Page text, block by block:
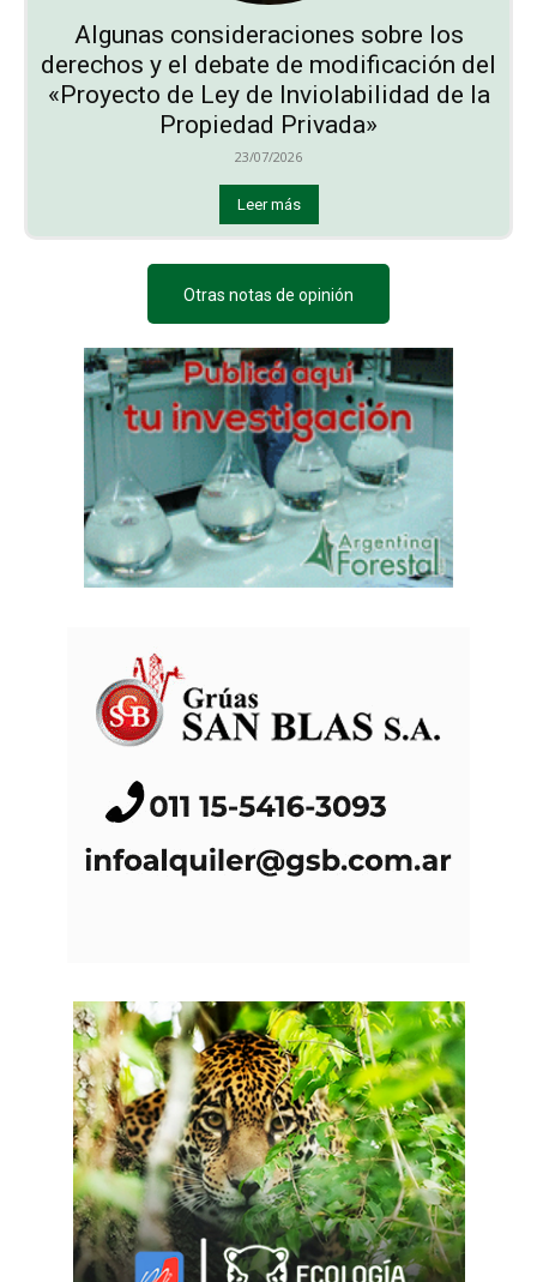
Algunas consideraciones sobre los
derechos y el debate de modificación del
«Proyecto de Ley de Inviolabilidad de la
Propiedad Privada»
23/07/2026
Leer más
Otras notas de opinión